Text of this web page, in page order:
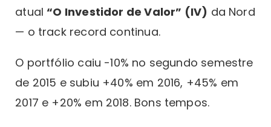
atual“O Investidor de Valor” (IV) da Nord
— o track record continua.
O portfólio caiu -10% no segundo semestre
de 2015 e subiu +40% em 2016, +45% em
2017 e +20% em 2018. Bons tempos.